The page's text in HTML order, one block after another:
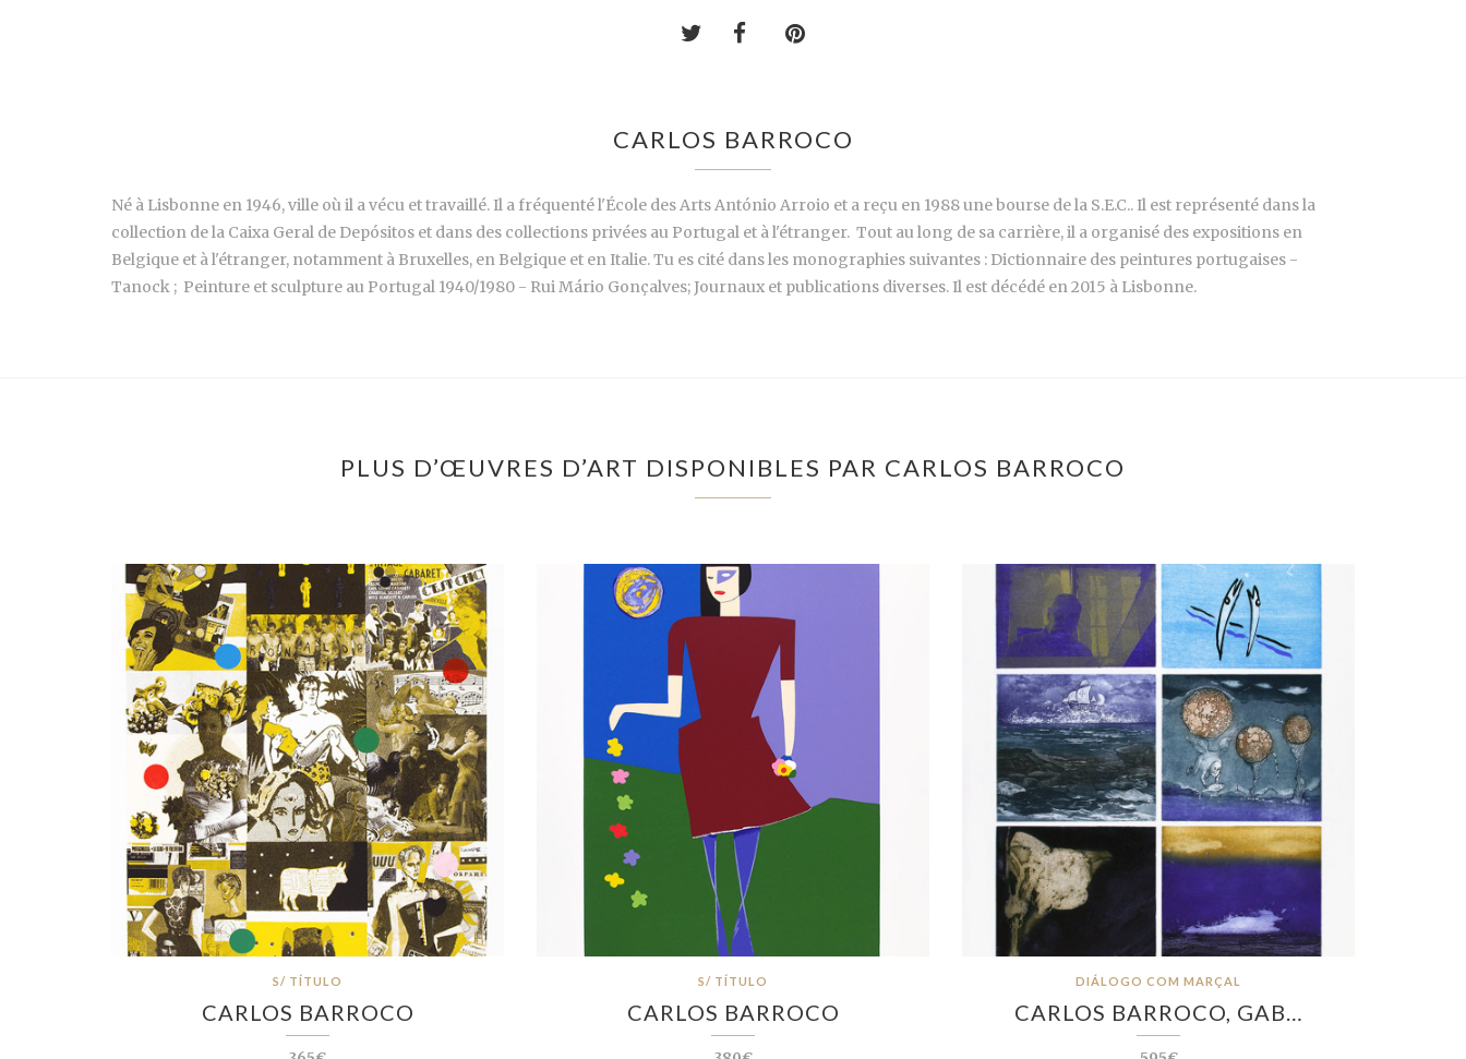
CARLOS BARROCO
Né à Lisbonne en 1946, ville où il a vécu et travaillé. Il a fréquenté l'École des Arts António Arroio et a reçu en 1988 une bourse de la S.E.C.. Il est représenté dans la
collection de la Caixa Geral de Depósitos et dans des collections privées au Portugal et à l'étranger. Tout au long de sa carrière, il a organisé des expositions en
Belgique et à l'étranger, notamment à Bruxelles, en Belgique et en Italie. Tu es cité dans les monographies suivantes : Dictionnaire des peintures portugaises -
Tanock ; Peinture et sculpture au Portugal 1940/1980 - Rui Mário Gonçalves; Journaux et publications diverses. Il est décédé en 2015 à Lisbonne.
PLUS D’ŒUVRES D’ART DISPONIBLES PAR CARLOS BARROCO
S/ TÍTULO
CARLOS BARROCO
S/ TÍTULO
CARLOS BARROCO
DIÁLOGO COM MARÇAL
CARLOS BARROCO, GAB…